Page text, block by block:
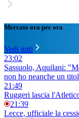
Mercato ora per ora
Vedi tutti
23:02
Sassuolo, Aquilani:
non ho neanche un
21:49
Ruggeri lascia
21:39
Lecce, ufficiale la